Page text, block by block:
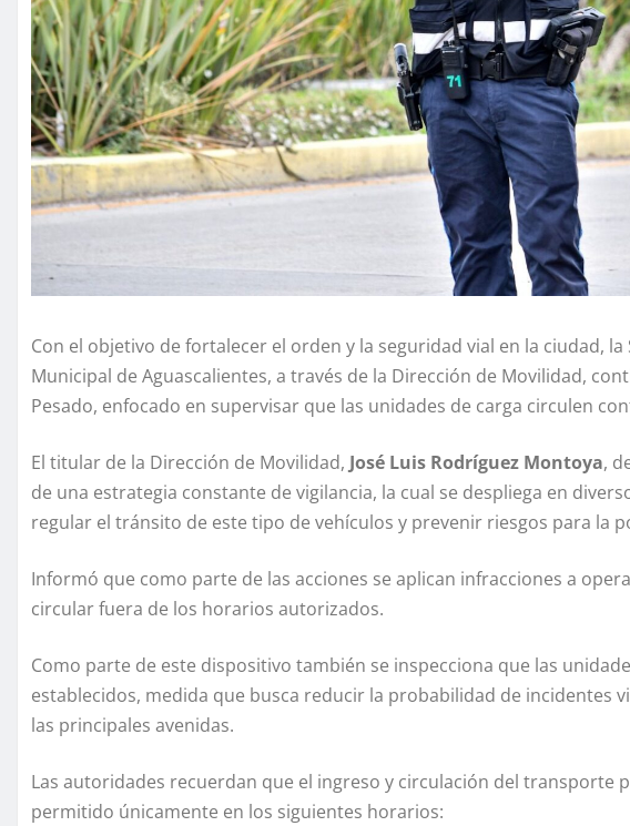
Con el objetivo de fortalecer el orden y la seguridad vial en la ciudad,
Municipal de Aguascalientes, a través de la Dirección de Movilidad,
Pesado, enfocado en supervisar que las unidades de carga circulen
El titular de la Dirección de Movilidad, José Luis Rodríguez Montoya,
de una estrategia constante de vigilancia, la cual se despliega en
regular el tránsito de este tipo de vehículos y prevenir riesgos para la
Informó que como parte de las acciones se aplican infracciones a
circular fuera de los horarios autorizados.
Como parte de este dispositivo también se inspecciona que las
establecidos, medida que busca reducir la probabilidad de incidentes
las principales avenidas.
Las autoridades recuerdan que el ingreso y circulación del transporte
permitido únicamente en los siguientes horarios: